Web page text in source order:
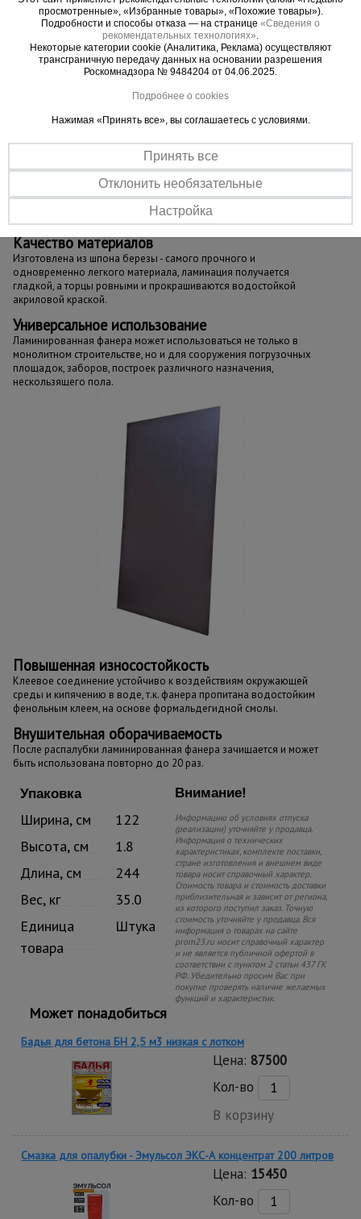
оградительные сооружения и заборы;
сельскохозяйственные постройки;
складские помещения;
перегородки и двери;
строительные леса;
Важные преимущества –
эффективная работа
Качество материалов
Изготовлена из шпона березы - самого прочного и
одновременно легкого материала, ламинация получается
гладкой, а торцы ровными и прокрашиваются водостойкой
акриловой краской.
Универсальное использование
Ламинированная фанера может использоваться не только в
монолитном строительстве, но и для сооружения погрузочных
площадок, заборов, построек различного назначения,
нескользящего пола.
Повышенная износостойкость
Клеевое соединение устойчиво к воздействиям окружающей
среды и кипячению в воде, т.к. фанера пропитана водостойким
фенольным клеем, на основе формальдегидной смолы.
Внушительная оборачиваемость
После распалубки ламинированная фанера зачищается и может
быть использована повторно до 20 раз.
Упаковка
Ширина, см
122
Высота, см
1.8
Длина, см
244
Вес, кг
35.0
Единица
товара
Штука
Внимание!
Информацию об условиях отпуска
(реализации) уточняйте у продавца.
Информация о технических
характеристиках, комплекте поставки,
стране изготовления и внешнем виде
товара носит справочный характер.
Стоимость товара и стоимость доставки
приблизительная и зависит от региона,
из которого поступил заказ. Точную
стоимость уточняйте у продавца. Вся
информация о товарах на сайте
prom23.ru носит справочный характер
и не является публичной офертой в
соответствии с пунктом 2 статьи 437 ГК
РФ. Убедительно просим Вас при
покупке проверять наличие желаемых
функций и характеристик.
Может понадобиться
Бадья для бетона БН 2,5 м3 низкая с лотком
Цена: 87500
Кол-во
В корзину
Смазка для опалубки - Эмульсол ЭКС-А концентрат 200 литров
Цена: 15450
Кол-во
просмотренные», «Избранные товары», «Похожие товары»).
Подробности и способы отказа — на странице «Сведения о
рекомендательных технологиях»
Некоторые категории cookie (Аналитика, Реклама) осуществляют
трансграничную передачу данных на основании разрешения
Роскомнадзора № 9484204 от 04.06.2025.
Подробнее о cookies
Нажимая «Принять все», вы соглашаетесь с условиями.
Принять все
Отклонить необязательные
Настройка